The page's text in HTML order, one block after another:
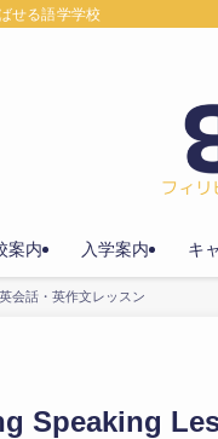
せる語学学校
案内 入学案内 キ
会話・英作文レッスン
Speaking